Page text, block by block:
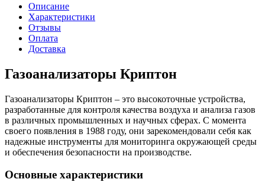
Описание
Характеристики
Отзывы
Оплата
Доставка
Газоанализаторы Криптон
Газоанализаторы Криптон – это высокоточные устройства,
разработанные для контроля качества воздуха и анализа газов
в различных промышленных и научных сферах. С момента
своего появления в 1988 году, они зарекомендовали себя как
надежные инструменты для мониторинга окружающей среды
и обеспечения безопасности на производстве.
Основные характеристики